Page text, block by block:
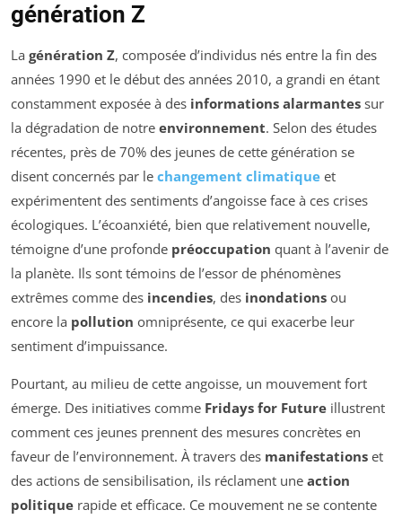
génération Z
La génération Z, composée d’individus nés entre la fin des
années 1990 et le début des années 2010, a grandi en étant
constamment exposée à des informations alarmantes sur
la dégradation de notre environnement. Selon des études
récentes, près de 70% des jeunes de cette génération se
disent concernés par le changement climatique et
expérimentent des sentiments d’angoisse face à ces crises
écologiques. L’écoanxiété, bien que relativement nouvelle,
témoigne d’une profonde préoccupation quant à l’avenir de
la planète. Ils sont témoins de l’essor de phénomènes
extrêmes comme des incendies, des inondations ou
encore la pollution omniprésente, ce qui exacerbe leur
sentiment d’impuissance.
Pourtant, au milieu de cette angoisse, un mouvement fort
émerge. Des initiatives comme Fridays for Future illustrent
comment ces jeunes prennent des mesures concrètes en
faveur de l’environnement. À travers des manifestations et
des actions de sensibilisation, ils réclament une action
politique rapide et efficace. Ce mouvement ne se contente